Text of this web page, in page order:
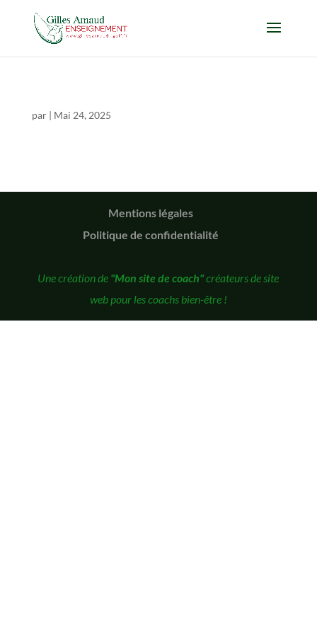
par | Mai 24, 2025
Mentions légales
Politique de confidentialité
Une création de "Mon site de coach"créateurs de site
web pour les coachs bien-être !